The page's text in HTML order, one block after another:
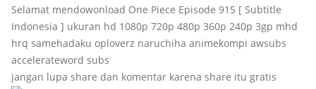
Selamat mendowonload One Piece Episode 915 [ Subtitle
Indonesia ] ukuran hd 1080p 720p 480p 360p 240p 3gp mhd
hrq samehadaku oploverz naruchiha animekompi awsubs
accelerateword subs
jangan lupa share dan komentar karena share itu gratis